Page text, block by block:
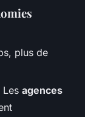
plus de
Les agences